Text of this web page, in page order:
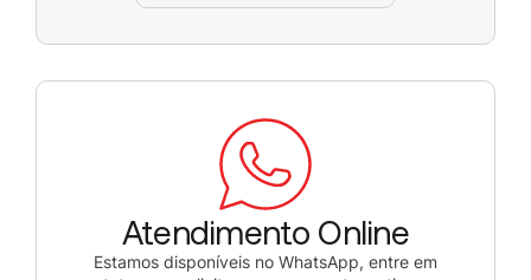
Atendimento Online
Estamos disponíveis no WhatsApp, entre em